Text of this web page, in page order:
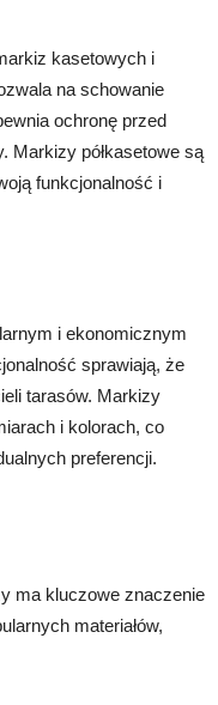
kasetowych i
na schowanie
ochronę przed
Markizy półkasetowe są
funkcjonalność i
i ekonomicznym
sprawiają, że
tarasów. Markizy
i kolorach, co
preferencji.
ma kluczowe znaczenie
materiałów,